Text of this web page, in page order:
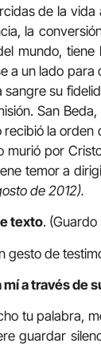
de la
la
mundo,
a un lado
sangre su
San
la
por
temor a
de 2012).
texto. (Guardo
gesto de
a través de
tu palabra,
guardar